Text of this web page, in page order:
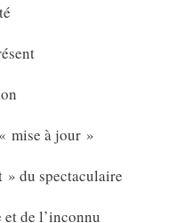
mise à jour »
» du spectaculaire
de l’inconnu